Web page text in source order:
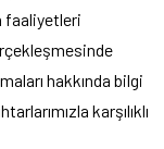
faaliyetleri
hakkında bilgi
karşılıklı